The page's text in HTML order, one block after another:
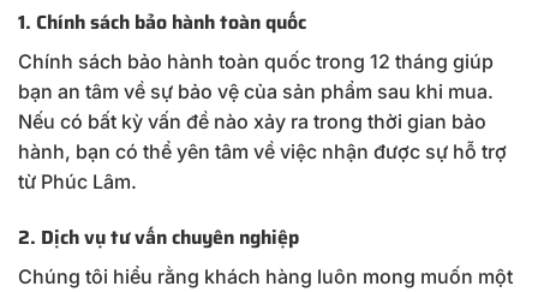
1. Chính sách bảo hành toàn quốc
Chính sách bảo hành toàn quốc trong 12 tháng giúp
bạn an tâm về sự bảo vệ của sản phẩm sau khi mua.
Nếu có bất kỳ vấn đề nào xảy ra trong thời gian bảo
hành, bạn có thể yên tâm về việc nhận được sự hỗ trợ
từ Phúc Lâm.
2. Dịch vụ tư vấn chuyên nghiệp
Chúng tôi hiểu rằng khách hàng luôn mong muốn một